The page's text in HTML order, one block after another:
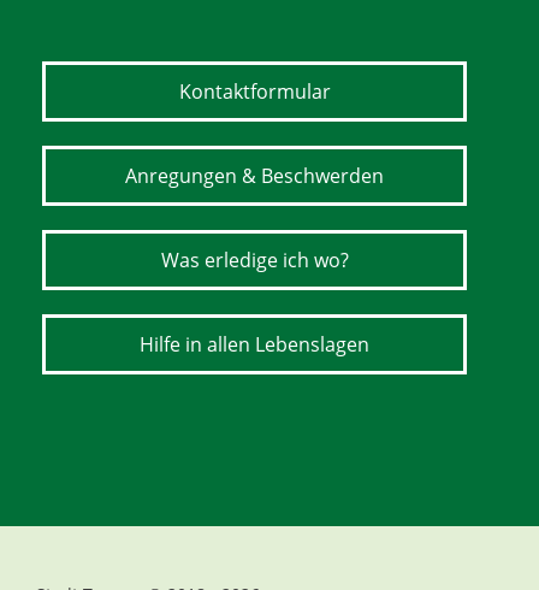
Kontaktformular
Anregungen & Beschwerden
Was erledige ich wo?
Hilfe in allen Lebenslagen